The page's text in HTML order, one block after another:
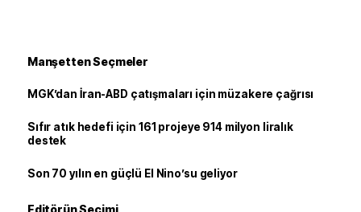
Manşetten Seçmeler
MGK’dan İran-ABD çatışmaları için müzakere çağrısı
Sıfır atık hedefi için 161 projeye 914 milyon liralık
destek
Son 70 yılın en güçlü El Nino’su geliyor